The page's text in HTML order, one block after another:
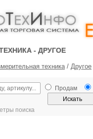
- ДРУГОЕ
техника/ Другое
Продам
поиска